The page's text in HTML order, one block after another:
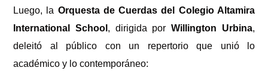
Luego, la Orquesta de Cuerdas del Colegio Altamira
International School , dirigida porWillington Urbina,
deleitó al público con un repertorio que unió lo
académico y lo contemporáneo: